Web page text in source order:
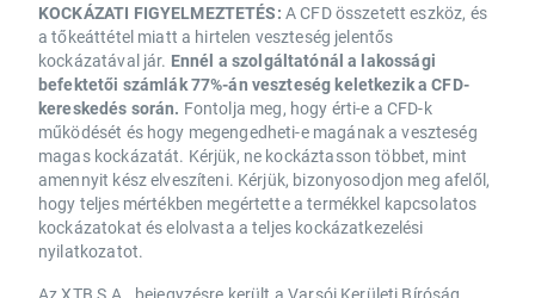
KOCKÁZATI FIGYELMEZTETÉS: A CFD összetett eszköz, és
a tőkeáttétel miatt a hirtelen veszteség jelentős
kockázatával jár. Ennél a szolgáltatónál a lakossági
befektetői számlák 77%-án veszteség keletkezik a CFD-
kereskedés során. Fontolja meg, hogy érti-e a CFD-k
működését és hogy megengedheti-e magának a veszteség
magas kockázatát. Kérjük, ne kockáztasson többet, mint
amennyit kész elveszíteni. Kérjük, bizonyosodjon meg afelől,
hogy teljes mértékben megértette a termékkel kapcsolatos
kockázatokat és elolvasta a teljes kockázatkezelési
nyilatkozatot.